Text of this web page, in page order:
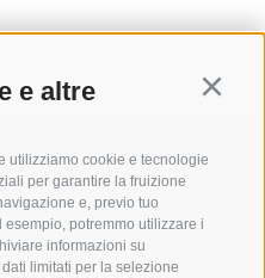
e altre
utilizziamo cookie e tecnologie
per garantire la fruizione
e, previo tuo
potremmo utilizzare i
informazioni su
limitati per la selezione
843980